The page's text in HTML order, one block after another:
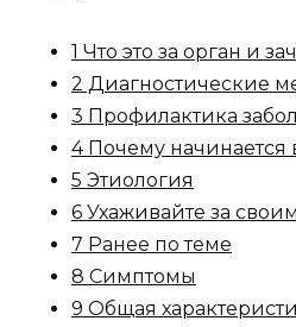
1 Что это за орган и
2 Диагностические
3 Профилактика
4 Почему начинается
5 Этиология
6 Ухаживайте за
7 Ранее по теме
8 Симптомы
9 Общая